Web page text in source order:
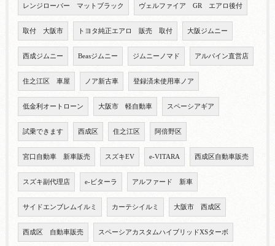
レンジローバー マットブラック ヴェルファイア GR エアロ後付
取付 大阪市 トヨタ純正エアロ 販売 取付 大阪ジムニー
西成ジムニー Beasジムニー ジムニーノマド アルパイン直営店
住之江区 車屋 ノア新古車 登録済未使用車ノア
低金利オートローン 大阪市 軽自動車 スペーシアギア
試乗できます 西成区 住之江区 阿倍野区
宮口自動車 新車販売 スズキEV e-VITARA 西成区自動車販売
スズキ副代理店 e-ビターラ アルファード 新車
サイドエンブレムイルミ カーテシイルミ 大阪市 西成区
西成区 自動車販売 スペーシアカスタムハイブリッドXSターボ